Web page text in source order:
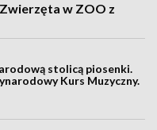
Zwierzęta w ZOO z
stolicą piosenki.
Kurs Muzyczny.